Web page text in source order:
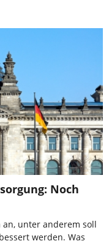
Noch
an, unter anderem soll
werden. Was